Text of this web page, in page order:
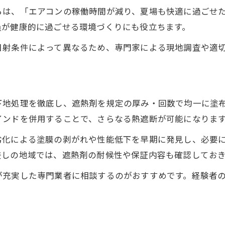
、「エアコンの稼働時間が減り、夏場も快適に過ごせ
健康的に過ごせる環境づくりにも役立ちます。
条件によって異なるため、専門家による現地調査や適
処理を徹底し、遮熱剤を規定の厚み・回数で均一に塗
ドを併用することで、さらなる熱遮断が可能になりま
による塗膜の剥がれや性能低下を早期に発見し、必要
の地域では、遮熱剤の耐候性や保証内容も確認してお
実した専門業者に相談するのがおすすめです。経験者